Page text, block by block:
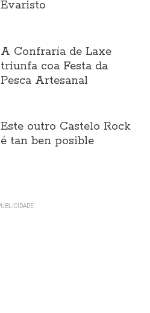
Evaristo
A Confraría de Laxe
triunfa coa Festa da
Pesca Artesanal
Este outro Castelo Rock
é tan ben posible